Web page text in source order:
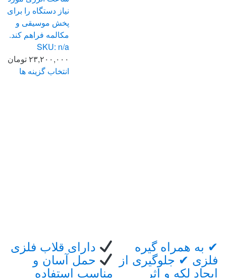
نیاز دستگاه را برای
پخش موسیقی و
مکالمه فراهم کند.
SKU: n/a
۲۳,۲۰۰,۰۰۰تومان
انتخاب گزینه ها
محصول
انتخاب
شوند
✔ به همراه گیره
فلزی ✔ جلوگیری از
ایجاد لکه و اثر
دارای قلاب فلزی
حمل آسان و
مناسب استفاده